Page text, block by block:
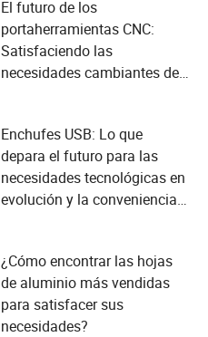
El futuro de los
portaherramientas CNC:
Satisfaciendo las
necesidades cambiantes de
Enchufes USB: Lo que
depara el futuro para las
necesidades tecnológicas en
evolución y la conveniencia
¿Cómo encontrar las hojas
de aluminio más vendidas
para satisfacer sus
necesidades?